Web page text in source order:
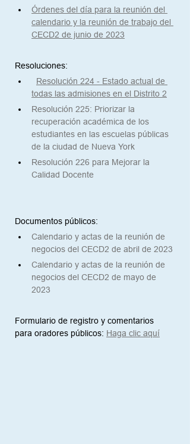
Órdenes del día para la reunión del
calendario y la reunión de trabajo del
CECD2 de junio de 2023
Resoluciones:
Resolución 224 - Estado actual de
todas las admisiones en el Distrito 2
Resolución 225: Priorizar la
recuperación académica de los
estudiantes en las escuelas públicas
de la ciudad de Nueva York
Resolución 226 para Mejorar la
Calidad Docente
Documentos públicos:
Calendario y actas de la reunión de
negocios del CECD2 de abril de 2023
Calendario y actas de la reunión de
negocios del CECD2 de mayo de
2023
Formulario de registro y comentarios
para oradores públicos: Haga clic aquí